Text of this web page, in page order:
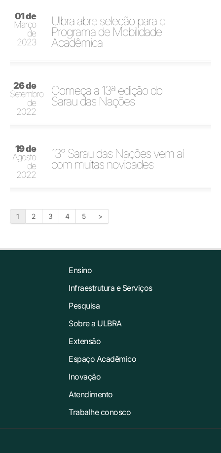
01 de
Março
de
2023
Ulbra abre seleção para o
Programa de Mobilidade
Acadêmica
26 de
Setembro
de
2022
Começa a 13ª edição do
Sarau das Nações
19 de
Agosto
de
2022
13° Sarau das Nações vem aí
com muitas novidades
1 2 3 4 5 >
Ensino
Infraestrutura e Serviços
Pesquisa
Sobre a ULBRA
Extensão
Espaço Acadêmico
Inovação
Atendimento
Trabalhe conosco